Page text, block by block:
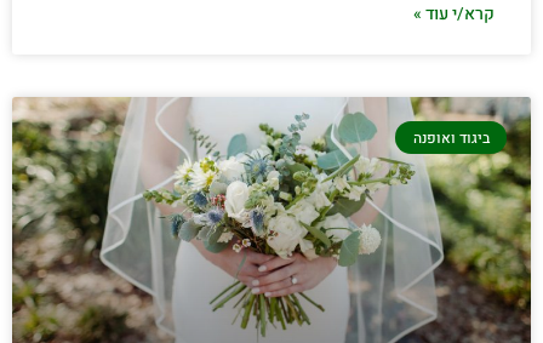
קרא/י עוד »
ביגוד ואופנה